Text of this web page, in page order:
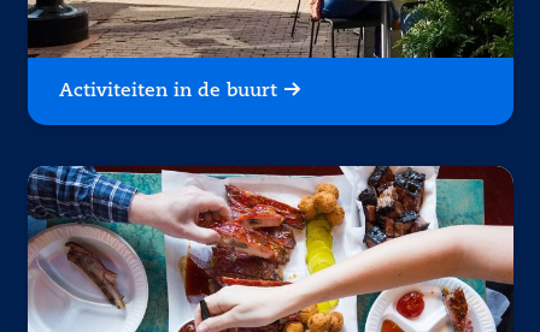
Activiteiten in de buurt